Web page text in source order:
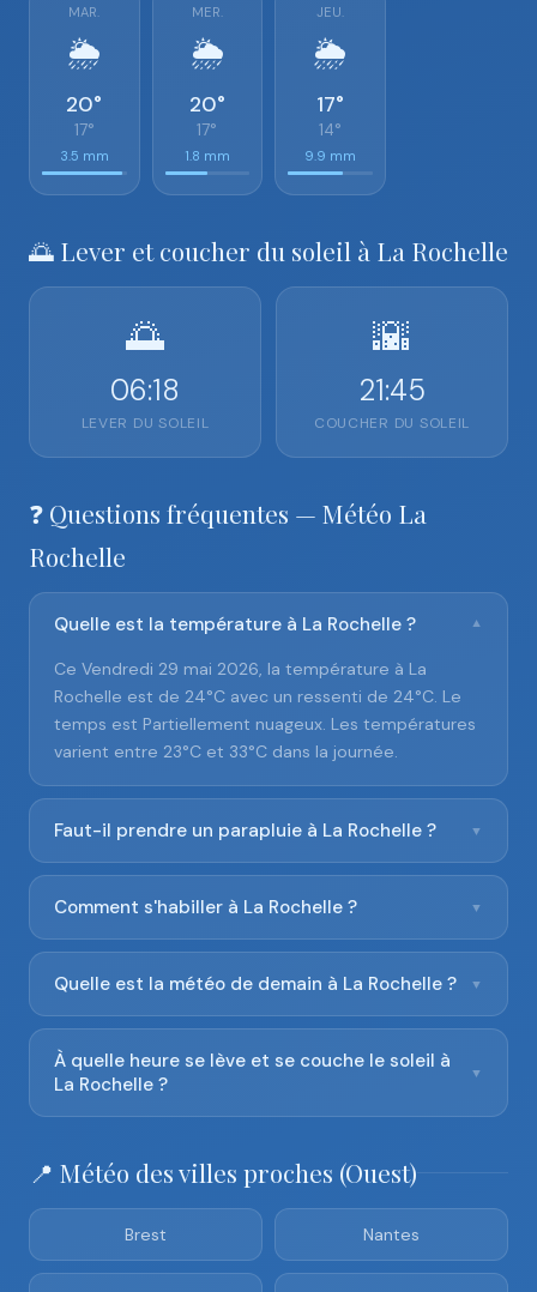
MAR.
🌦️
20°
17°
3.5 mm
MER.
🌦️
20°
17°
1.8 mm
JEU.
🌦️
17°
14°
9.9 mm
🌅 Lever et coucher du soleil à La Rochelle
🌅
06:18
LEVER DU SOLEIL
🌇
21:45
COUCHER DU SOLEIL
❓ Questions fréquentes — Météo La
Rochelle
Quelle est la température à La Rochelle ? ▼
Ce Vendredi 29 mai 2026, la température à La
Rochelle est de 24°C avec un ressenti de 24°C. Le
temps est Partiellement nuageux. Les températures
varient entre 23°C et 33°C dans la journée.
Faut-il prendre un parapluie à La Rochelle ? ▼
Comment s'habiller à La Rochelle ? ▼
Quelle est la météo de demain à La Rochelle ? ▼
À quelle heure se lève et se couche le soleil à
La Rochelle ?
▼
📍 Météo des villes proches (Ouest)
Brest Nantes